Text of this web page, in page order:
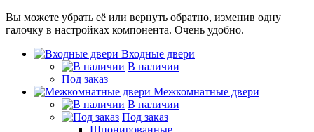
Вы можете убрать её или вернуть обратно, изменив одну
галочку в настройках компонента. Очень удобно.
Входные двери
В наличии
Под заказ
Межкомнатные двери
В наличии
Под заказ
Шпонированные